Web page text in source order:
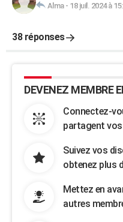
Alma- 18 juil. 2024 à
38 réponses
DEVENEZ MEMBRE
Connectez-
partagent
Suivez vos
obtenez plus
Mettez en
autres